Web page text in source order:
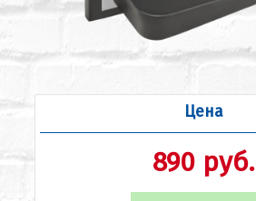
Цена
890 руб.